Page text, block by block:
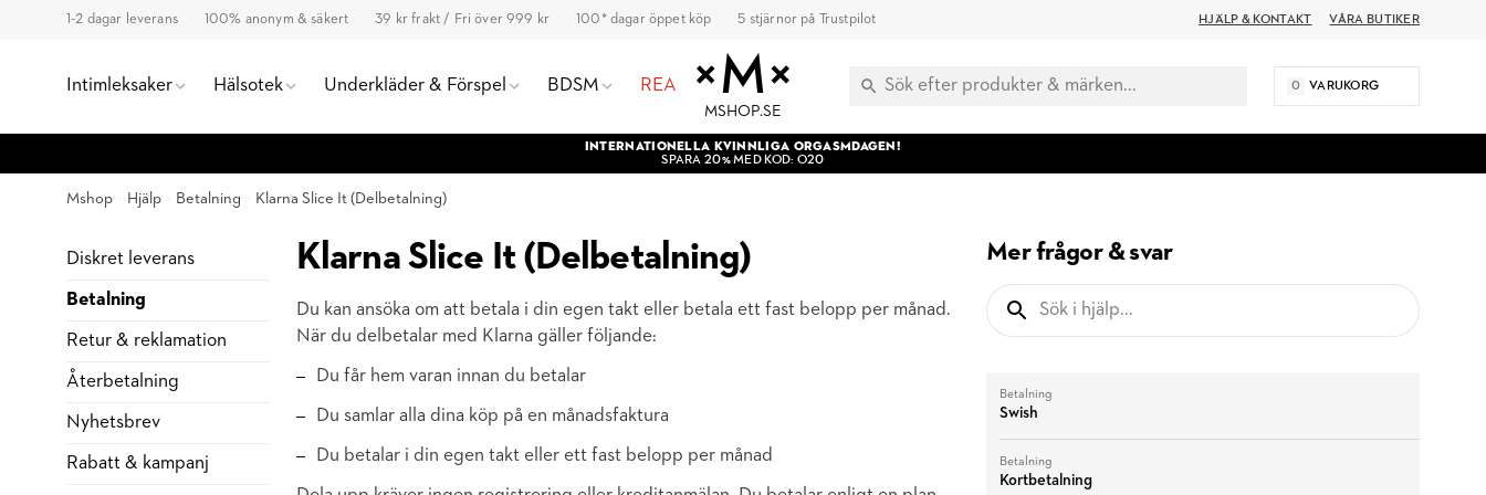
1-2 dagar leverans 100% anonym & säkert 39 kr frakt / Fri över 999 kr 100* dagar öppet köp 5 stjärnor på Trustpilot HJÄLP & KONTAKT VÅRA BUTIKER
Intimleksaker Hälsotek Underkläder & Förspel BDSM REA
MSHOP.SE
0 VARUKORG
INTERNATIONELLA KVINNLIGA ORGASMDAGEN!
SPARA 20% MED KOD: O20
Mshop Hjälp Betalning Klarna Slice It (Delbetalning)
Diskret leverans
Betalning
Retur & reklamation
Återbetalning
Nyhetsbrev
Rabatt & kampanj
Klarna Slice It (Delbetalning)
Du kan ansöka om att betala i din egen takt eller betala ett fast belopp per månad.
När du delbetalar med Klarna gäller följande:
Du får hem varan innan du betalar
Du samlar alla dina köp på en månadsfaktura
Du betalar i din egen takt eller ett fast belopp per månad
Mer frågor & svar
Betalning
Swish
Betalning
Kortbetalning